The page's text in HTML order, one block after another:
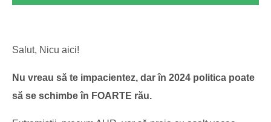
Salut, Nicu aici!
Nu vreau să te impacientez, dar în 2024 politica poate
să se schimbe în FOARTE rău.